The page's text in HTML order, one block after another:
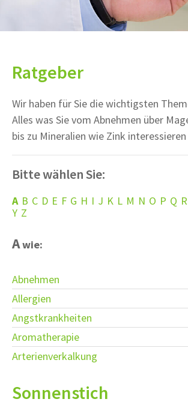
Ratgeber
Wir haben für Sie die wichtigsten
Alles was Sie vom Abnehmen über
bis zu Mineralien wie Zink
Bitte wählen Sie:
A B C D E F G H I J K L M N O P Q R
Y Z
Awie:
Abnehmen
Allergien
Angstkrankheiten
Aromatherapie
Arterienverkalkung
Sonnenstich